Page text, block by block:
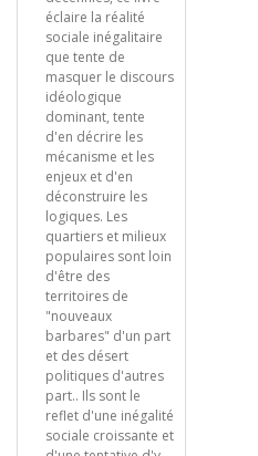
éclaire la réalité
sociale inégalitaire
que tente de
masquer le discours
idéologique
dominant, tente
d'en décrire les
mécanisme et les
enjeux et d'en
déconstruire les
logiques. Les
quartiers et milieux
populaires sont loin
d'être des
territoires de
"nouveaux
barbares" d'un part
et des désert
politiques d'autres
part.. Ils sont le
reflet d'une inégalité
sociale croissante et